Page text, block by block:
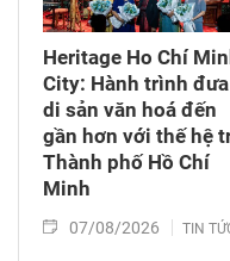
Heritage Ho Chí
City: Hành trình đưa
di sản văn hoá đến
gần hơn với thế hệ
Thành phố Hồ Chí
Minh
07/08/2026 TIN